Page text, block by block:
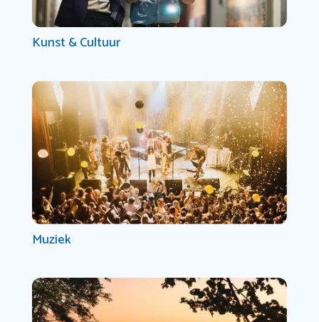
Kunst & Cultuur
Muziek